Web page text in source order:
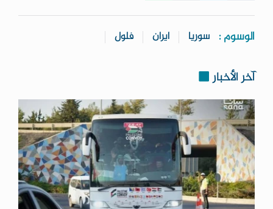
الوسوم : سوريا ايران فلول
آخر الأخبار